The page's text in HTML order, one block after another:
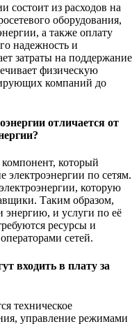
состоит из расходов на
оборудования,
а также оплату
надежность и
затраты на поддержание
физическую
компаний до
отличается от
компонент, который
электроэнергии по сетям.
которую
Таким образом,
энергию, и услуги по её
ресурсы и
сетей.
входить в плату за
техническое
управление режимами